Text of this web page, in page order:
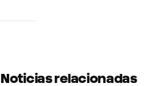
Noticias relacionadas